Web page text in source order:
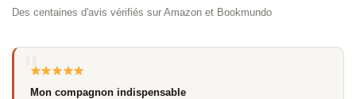
Des centaines d'avis vérifiés sur Amazon et Bookmundo
Mon compagnon indispensable